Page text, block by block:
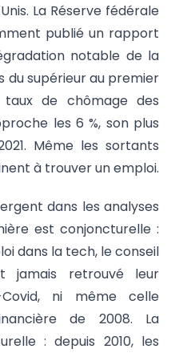
La Réserve fédérale
publié un rapport
notable de la
du supérieur au premier
de chômage des
les 6 %, son plus
Même les sortants
à trouver un emploi.
dans les analyses
est conjoncturelle :
dans la tech, le conseil
jamais retrouvé leur
Covid, ni même celle
de 2008. La
: depuis 2010, les